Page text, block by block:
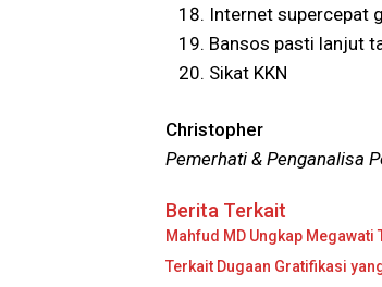
Internet supercepat
Bansos pasti lanjut
Sikat KKN
Christopher
Pemerhati & Penganalisa
Berita Terkait
Mahfud MD Ungkap
Terkait Dugaan Gratifikasi